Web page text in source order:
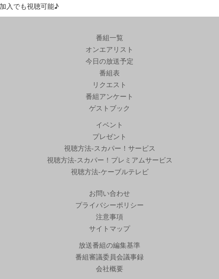
入でも視聴可能♪
番組一覧
オンエアリスト
今日の放送予定
番組表
リクエスト
番組アンケート
ゲストブック
イベント
プレゼント
視聴方法-スカパー！サービス
視聴方法-スカパー！プレミアムサービス
視聴方法-ケーブルテレビ
お問い合わせ
プライバシーポリシー
注意事項
サイトマップ
放送番組の編集基準
番組審議委員会議事録
会社概要